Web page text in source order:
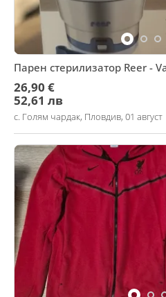
Парен стерилизатор Reer -
26,90 €
52,61 лв
с. Голям чардак, Пловдив, 01 август